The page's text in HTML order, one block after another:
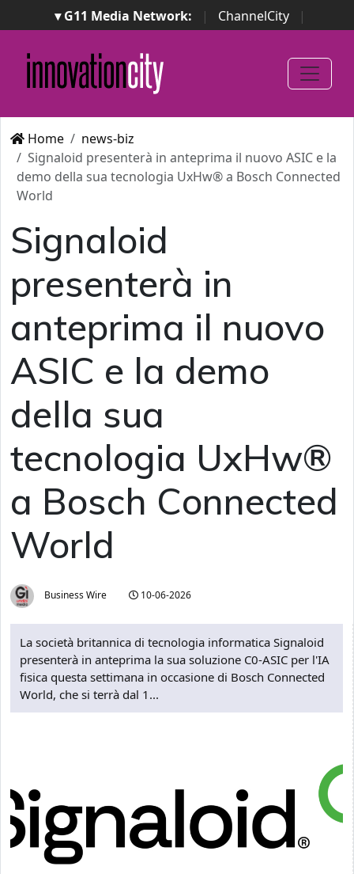
▾ G11 Media Network: | ChannelCity
|
ImpresaCity | SecurityOpenLab | Italian Channel
Awards
Italian Project Awards
Italian Security
Awards
Home
news-biz
Signaloid presenterà in anteprima il nuovo ASIC e la
demo della sua tecnologia UxHw® a Bosch Connected
World
Signaloid
presenterà in
anteprima il nuovo
ASIC e la demo
della sua
tecnologia UxHw®
a Bosch Connected
World
Business Wire 10-06-2026
La società britannica di tecnologia informatica Signaloid
presenterà in anteprima la sua soluzione C0-ASIC per l'IA
fisica questa settimana in occasione di Bosch Connected
World, che si terrà dal 1...